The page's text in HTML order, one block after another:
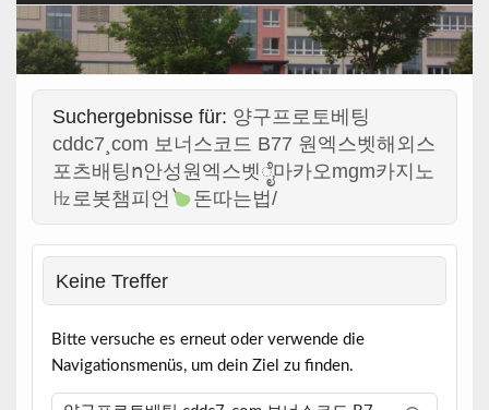
Suchergebnisse für: 양구프로토베팅
cddc7¸com 보너스코드 B77 원엑스벳해외스
포츠배팅ո안성원엑스벳ೈ마카오mgm카지노
㎐로봇챔피언
돈따는법/
Keine Treffer
Bitte versuche es erneut oder verwende die
Navigationsmenüs, um dein Ziel zu finden.